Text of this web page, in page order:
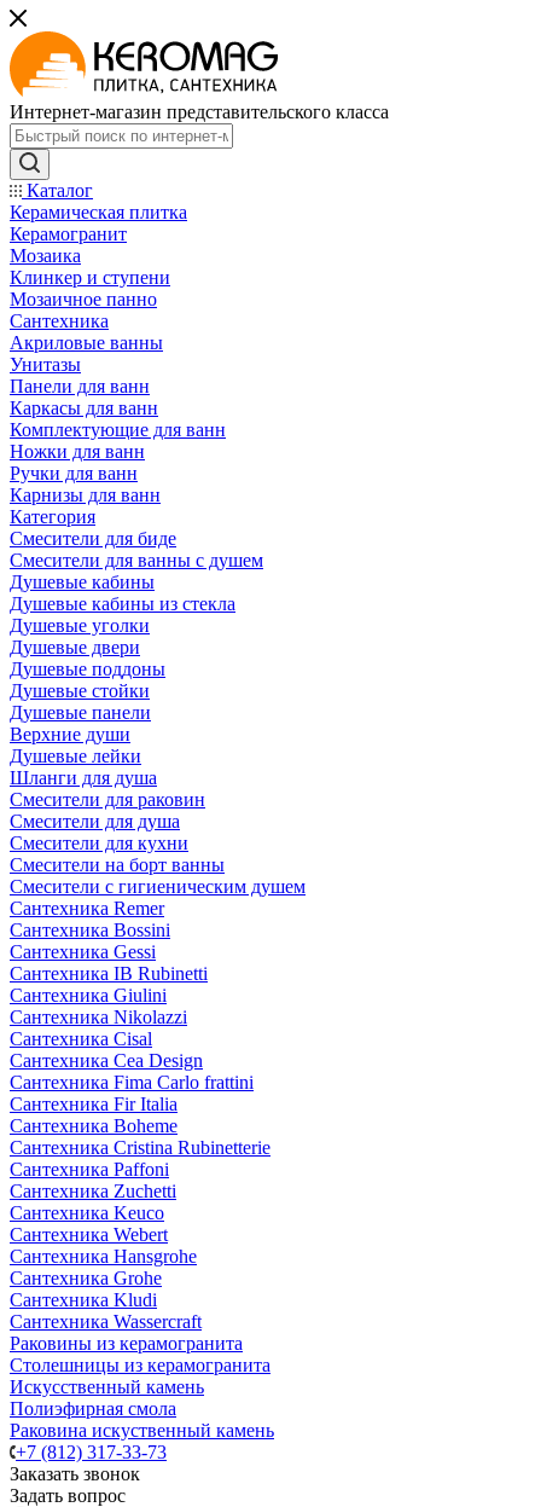
Интернет-магазин представительского класса
Каталог
Керамическая плитка
Керамогранит
Мозаика
Клинкер и ступени
Мозаичное панно
Сантехника
Акриловые ванны
Унитазы
Панели для ванн
Каркасы для ванн
Комплектующие для ванн
Ножки для ванн
Ручки для ванн
Карнизы для ванн
Категория
Смесители для биде
Смесители для ванны с душем
Душевые кабины
Душевые кабины из стекла
Душевые уголки
Душевые двери
Душевые поддоны
Душевые стойки
Душевые панели
Верхние души
Душевые лейки
Шланги для душа
Смесители для раковин
Смесители для душа
Смесители для кухни
Смесители на борт ванны
Смесители с гигиеническим душем
Сантехника Remer
Сантехника Bossini
Сантехника Gessi
Сантехника IB Rubinetti
Сантехника Giulini
Сантехника Nikolazzi
Сантехника Cisal
Сантехника Cea Design
Сантехника Fima Carlo frattini
Сантехника Fir Italia
Сантехника Boheme
Сантехника Cristina Rubinetterie
Сантехника Paffoni
Сантехника Zuchetti
Сантехника Keuco
Сантехника Webert
Сантехника Hansgrohe
Сантехника Grohe
Сантехника Kludi
Сантехника Wassercraft
Раковины из керамогранита
Столешницы из керамогранита
Искусственный камень
Полиэфирная смола
Раковина искуственный камень
+7 (812) 317-33-73
Заказать звонок
Задать вопрос